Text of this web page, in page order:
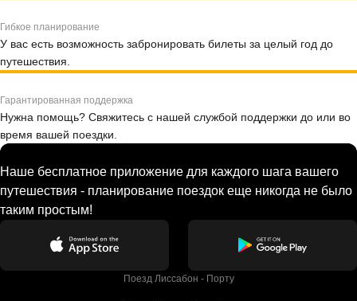
Гибкое планирование
У вас есть возможность забронировать билеты за целый год до
путешествия.
Гарантированная поддержка
Нужна помощь? Свяжитесь с нашей службой поддержки до или во
время вашей поездки.
Наше бесплатное приложение для каждого шага вашего
путешествия - планирование поездок еще никогда не было
таким простым!
Поезд Лиссабон - Порту